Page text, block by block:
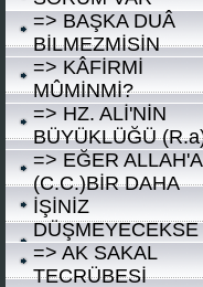
=> BAŞKA DUÂ
BİLMEZMİSİN
=> KÂFİRMİ
MÛMİNMİ?
=> HZ. ALİ'NİN
BÜYÜKLÜĞÜ
=> EĞER ALLAH'A
(C.C.)BİR DAHA
İŞİNİZ
DÜŞMEYECEKSE
=> AK SAKAL
TECRÜBESİ